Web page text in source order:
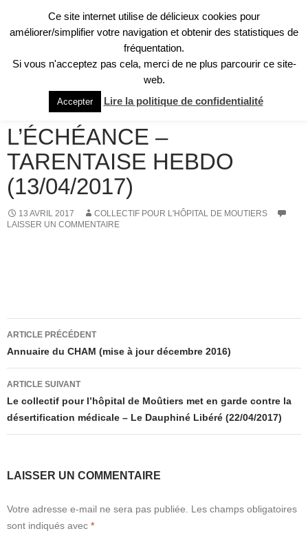
Collectif pour l'Hôpital de Moûtiers
MOBILISATION AVANT
L’ÉCHÉANCE –
TARENTAISE HEBDO
(13/04/2017)
13 AVRIL 2017
COLLECTIF POUR L'HÔPITAL DE MOUTIERS
LAISSER UN COMMENTAIRE
Navigation
des
articles
ARTICLE PRÉCÉDENT
Annuaire du CHAM (mise à jour décembre 2016)
ARTICLE SUIVANT
Le collectif pour l’hôpital de Moûtiers met en garde contre la
désertification médicale – Le Dauphiné Libéré (22/04/2017)
LAISSER UN COMMENTAIRE
Votre adresse e-mail ne sera pas publiée.
Les champs obligatoires
sont indiqués avec *
Ce site internet utilise de délicieux cookies pour
améliorer/simplifier votre navigation et obtenir des statistiques de
fréquentation.
Si vous n'acceptez pas cela, merci de ne plus parcourir ce site-
web.
Accepter Lire la politique de confidentialité